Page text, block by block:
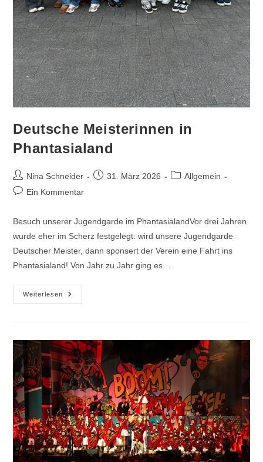
Deutsche Meisterinnen in
Phantasialand
Beitrags-
Autor:
Nina Schneider
Beitrag31. März 2026
Beitrags-
Allgemein
Beitrags-
Ein Kommentar
Besuch unserer Jugendgarde im PhantasialandVor drei Jahren
wurde eher im Scherz festgelegt: wird unsere Jugendgarde
Deutscher Meister, dann sponsert der Verein eine Fahrt ins
Phantasialand! Von Jahr zu Jahr ging es…
Weiterlesen
Deutsche
Meisterinnen